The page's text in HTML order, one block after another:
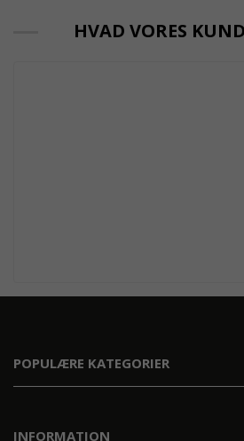
HVAD VORES
POPULÆRE KATEGORIER
INFORMATION